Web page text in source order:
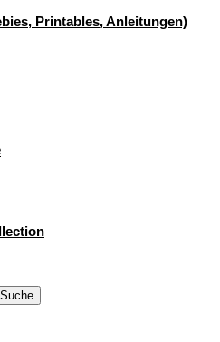
Printables, Anleitungen)
Suche